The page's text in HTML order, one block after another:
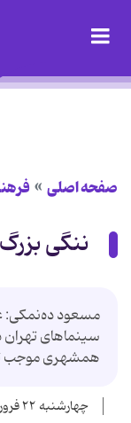
صفحه اصلی
ننگی
مسعود ده‌نمکی:
سینماهای تهران
همشهری موجب
چهارشنبه ۲۲ فروردین ۱۳۸۶ - ۰۰:۰۰